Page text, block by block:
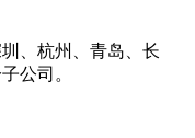
、杭州、青岛、长
公司。